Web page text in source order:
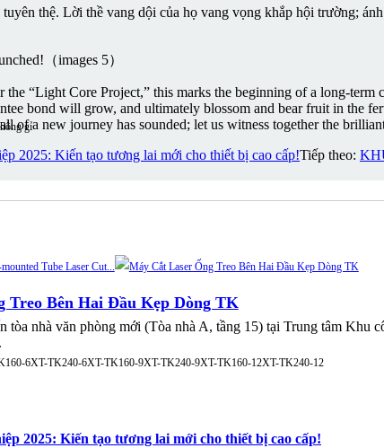
gỉ
Treo Bên Hai Đầu Kẹp Dòng TK
6XT-TK240-6XT-TK160-9XT-TK240-9XT-TK160-12XT-TK240-12
thệ. Lời thề vang dội của họ vang vọng khắp hội trường;
“Light Core Project,” this marks the beginning of a long-term
bond will grow, and ultimately blossom and bear fruit in the
of a new journey has sounded; let us witness together the
2025: Kiến tạo tương lai mới cho thiết bị cao cấp!Tiếp theo:
nhà văn phòng mới (Tòa nhà A, tầng 15) tại Trung tâm Khu
2025: Kiến tạo tương lai mới cho thiết bị cao cấp!